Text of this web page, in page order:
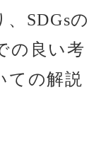
SDGsの
の良い考
ての解説